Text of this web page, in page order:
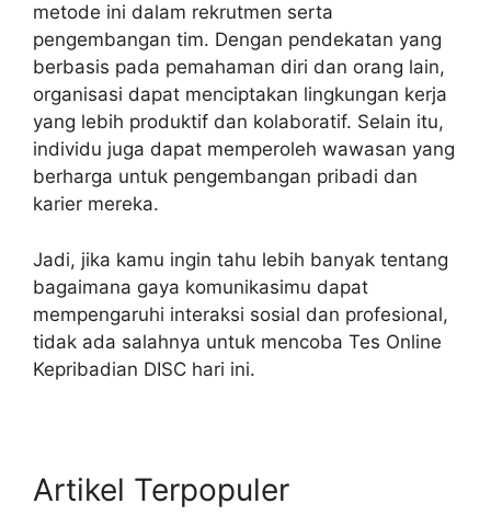
metode ini dalam rekrutmen serta
pengembangan tim. Dengan pendekatan yang
berbasis pada pemahaman diri dan orang lain,
organisasi dapat menciptakan lingkungan kerja
yang lebih produktif dan kolaboratif. Selain itu,
individu juga dapat memperoleh wawasan yang
berharga untuk pengembangan pribadi dan
karier mereka.
Jadi, jika kamu ingin tahu lebih banyak tentang
bagaimana gaya komunikasimu dapat
mempengaruhi interaksi sosial dan profesional,
tidak ada salahnya untuk mencoba Tes Online
Kepribadian DISC hari ini.
Artikel Terpopuler